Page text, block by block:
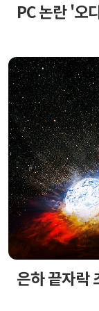
PC 논란 '오
은하 끝자락